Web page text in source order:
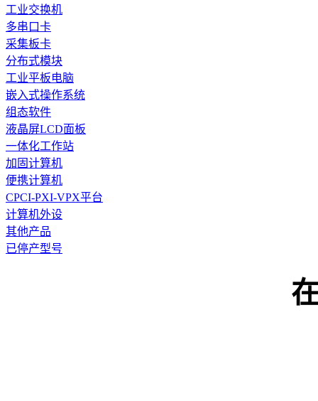
工业交换机
多串口卡
采集板卡
分布式模块
工业平板电脑
嵌入式操作系统
组态软件
液晶屏LCD面板
一体化工作站
加固计算机
便携计算机
CPCI-PXI-VPX平台
计算机外设
其他产品
已停产型号